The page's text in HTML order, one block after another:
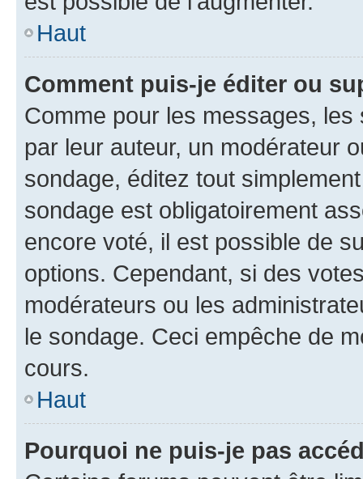
Haut
Comment puis-je éditer ou
Comme pour les messages,
par leur auteur, un modérateur
sondage, éditez tout
sondage est obligatoirement
encore voté, il est possible de
options. Cependant, si des
modérateurs ou les
le sondage. Ceci empêche de
cours.
Haut
Pourquoi ne puis-je pas